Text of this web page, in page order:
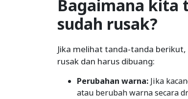
Bagaimana kita
sudah rusak?
Jika melihat tanda-tanda
rusak dan harus dibuang:
Perubahan warna: Jika
atau berubah warna secara